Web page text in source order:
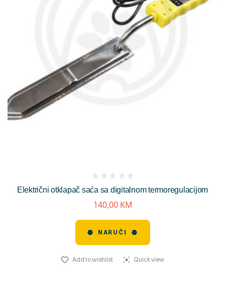
Električni otklapač saća sa digitalnom termoregulacijom
reviews)
140,00 KM
NARUČI
Add to wishlist Quick view